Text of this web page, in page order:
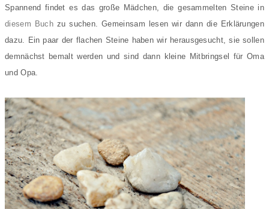
Spannend findet es das große Mädchen, die gesammelten Steine in
diesem Buchzu suchen. Gemeinsam lesen wir dann die Erklärungen
dazu. Ein paar der flachen Steine haben wir herausgesucht, sie sollen
demnächst bemalt werden und sind dann kleine Mitbringsel für Oma
und Opa.